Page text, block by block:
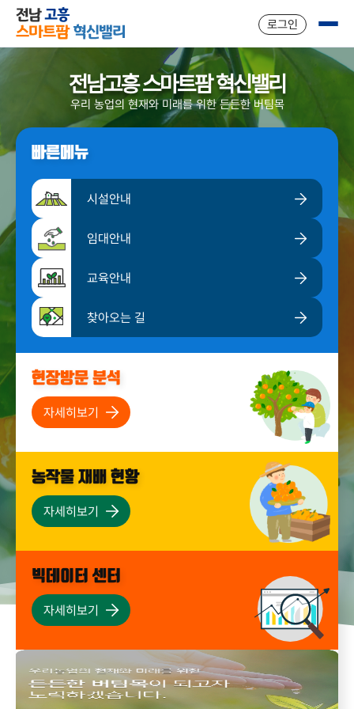
주메뉴 바로가기
본문 바로가기
로그인
전남고흥 스마트팜 혁신밸리
우리 농업의 현재와 미래를 위한 든든한 버팀목
빠른메뉴
시설안내
임대안내
교육안내
찾아오는 길
현장방문 분석
자세히보기
농작물 재배 현황
자세히보기
빅데이터 센터
자세히보기